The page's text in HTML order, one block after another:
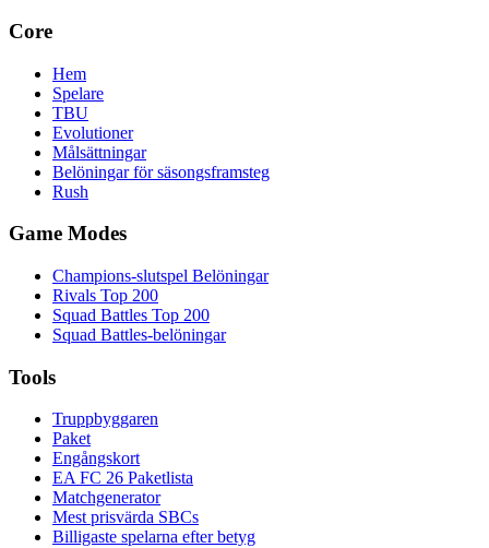
Core
Hem
Spelare
TBU
Evolutioner
Målsättningar
Belöningar för säsongsframsteg
Rush
Game Modes
Champions-slutspel Belöningar
Rivals Top 200
Squad Battles Top 200
Squad Battles-belöningar
Tools
Truppbyggaren
Paket
Engångskort
EA FC 26 Paketlista
Matchgenerator
Mest prisvärda SBCs
Billigaste spelarna efter betyg